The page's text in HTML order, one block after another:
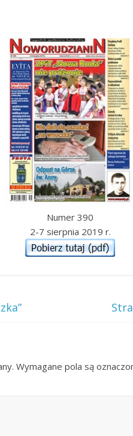
Numer 390
2-7 sierpnia 2019 r.
Wymagane pola są